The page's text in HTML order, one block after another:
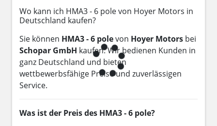
Wo kann ich HMA3 - 6 pole von Hoyer Motors in
Deutschland kaufen?
Sie können HMA3 - 6 polevon Hoyer Motors bei
Schopar GmbH kaufen. Wir bedienen Kunden in
ganz Deutschland und bieten
wettbewerbsfähige Preise und zuverlässigen
Service.
Was ist der Preis des HMA3 - 6 pole?